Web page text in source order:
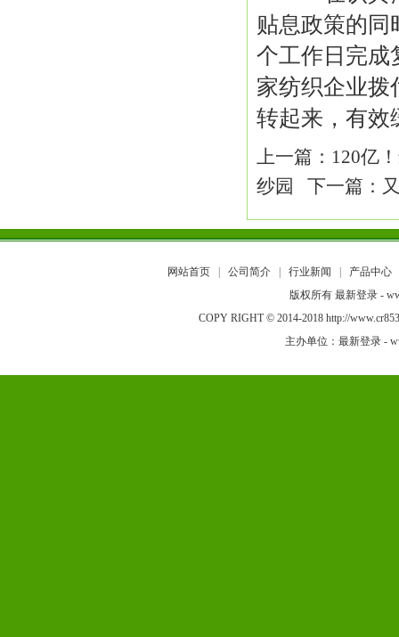
贴息政策的同
个工作日完成
家纺织企业拨
转起来，有效
上一篇： 120亿
纱园
下一篇：
网站首页 公司简介 行业新闻
产品中心
版权所有 最新登录 -
COPY RIGHT © 2014-2018 http://
主办单位：最新登录 -